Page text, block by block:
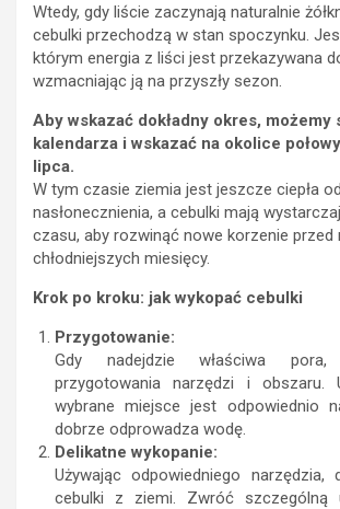
Wtedy, gdy liście zaczynają naturalnie
cebulki przechodzą w stan spoczynku.
którym energia z liści jest przekazywana
wzmacniając ją na przyszły sezon.
Aby wskazać dokładny okres, możemy
kalendarza i wskazać na okolice
lipca.
W tym czasie ziemia jest jeszcze ciepła
nasłonecznienia, a cebulki mają
czasu, aby rozwinąć nowe korzenie przed
chłodniejszych miesięcy.
Krok po kroku: jak wykopać cebulki
Przygotowanie:
Gdy nadejdzie właściwa
przygotowania narzędzi i obszaru.
wybrane miejsce jest odpowiednio
dobrze odprowadza wodę.
Delikatne wykopanie:
Używając odpowiedniego narzędzia,
cebulki z ziemi. Zwróć szczególną